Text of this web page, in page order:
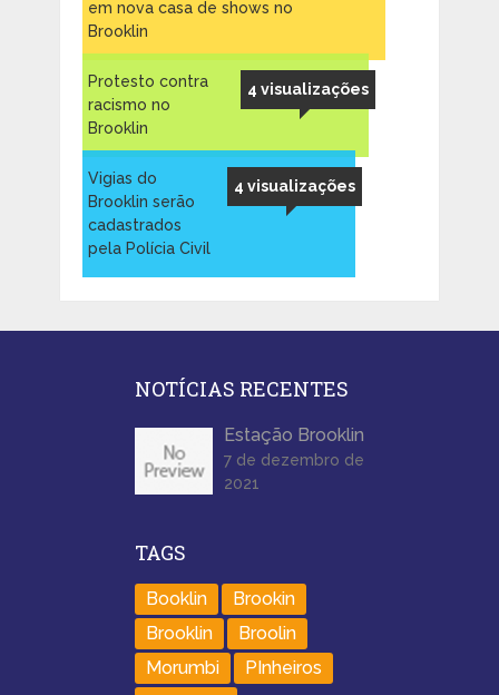
em nova casa de shows no
Brooklin
4 visualizações
Protesto contra
racismo no
Brooklin
4 visualizações
Vigias do
Brooklin serão
cadastrados
pela Polícia Civil
NOTÍCIAS RECENTES
Estação Brooklin
7 de dezembro de
2021
TAGS
Booklin
Brookin
Brooklin
Broolin
Morumbi
PInheiros